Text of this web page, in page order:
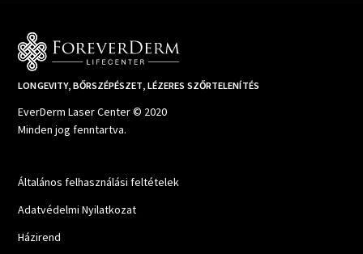
LONGEVITY, BŐRSZÉPÉSZET, LÉZERES SZŐRTELENÍTÉS
EverDerm Laser Center © 2020
Minden jog fenntartva.
Általános felhasználási feltételek
Adatvédelmi Nyilatkozat
Házirend